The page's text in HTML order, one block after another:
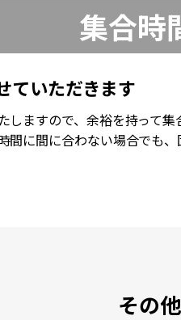
集合時
ていただきます
ますので、余裕を持って集
に間に合わない場合でも
その